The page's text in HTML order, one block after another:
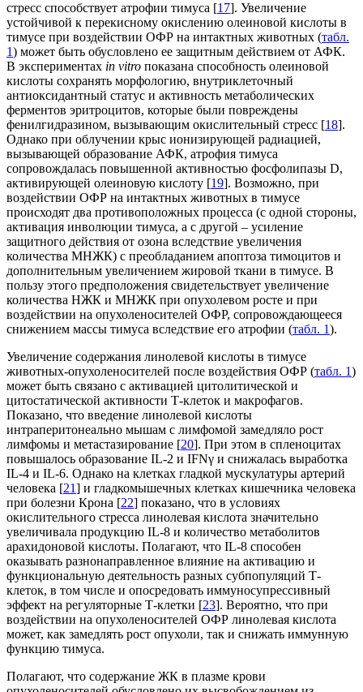
стресс способствует атрофии тимуса [17]. Увеличение
устойчивой к перекисному окислению олеиновой кислоты в
тимусе при воздействии ОФР на интактных животных (табл.
1) может быть обусловлено ее защитным действием от АФК.
В экспериментах in vitro показана способность олеиновой
кислоты сохранять морфологию, внутриклеточный
антиоксидантный статус и активность метаболических
ферментов эритроцитов, которые были повреждены
фенилгидразином, вызывающим окислительный стресс [18].
Однако при облучении крыс ионизирующей радиацией,
вызывающей образование АФК, атрофия тимуса
сопровождалась повышенной активностью фосфолипазы D,
активирующей олеиновую кислоту [19]. Возможно, при
воздействии ОФР на интактных животных в тимусе
происходят два противоположных процесса (с одной стороны,
активация инволюции тимуса, а с другой – усиление
защитного действия от озона вследствие увеличения
количества МНЖК) с преобладанием апоптоза тимоцитов и
дополнительным увеличением жировой ткани в тимусе. В
пользу этого предположения свидетельствует увеличение
количества НЖК и МНЖК при опухолевом росте и при
воздействии на опухоленосителей ОФР, сопровождающееся
снижением массы тимуса вследствие его атрофии (табл. 1).
Увеличение содержания линолевой кислоты в тимусе
животных-опухоленосителей после воздействия ОФР (табл. 1)
может быть связано с активацией цитолитической и
цитостатической активности Т-клеток и макрофагов.
Показано, что введение линолевой кислоты
интраперитонеально мышам с лимфомой замедляло рост
лимфомы и метастазирование [20]. При этом в спленоцитах
повышалось образование IL-2 и IFNγ и снижалась выработка
IL-4 и IL-6. Однако на клетках гладкой мускулатуры артерий
человека [21] и гладкомышечных клетках кишечника человека
при болезни Крона [22] показано, что в условиях
окислительного стресса линолевая кислота значительно
увеличивала продукцию IL-8 и количество метаболитов
арахидоновой кислоты. Полагают, что IL-8 способен
оказывать разнонаправленное влияние на активацию и
функциональную деятельность разных субпопуляций Т-
клеток, в том числе и опосредовать иммуносупрессивный
эффект на регуляторные Т-клетки [23]. Вероятно, что при
воздействии на опухоленосителей ОФР линолевая кислота
может, как замедлять рост опухоли, так и снижать иммунную
функцию тимуса.
Полагают, что содержание ЖК в плазме крови